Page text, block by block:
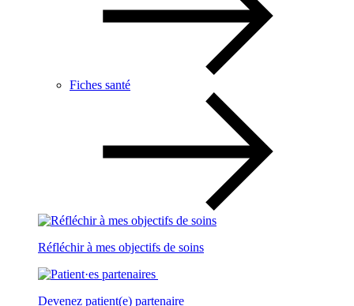
Fiches santé
Réfléchir à mes objectifs de soins
Devenez patient(e) partenaire